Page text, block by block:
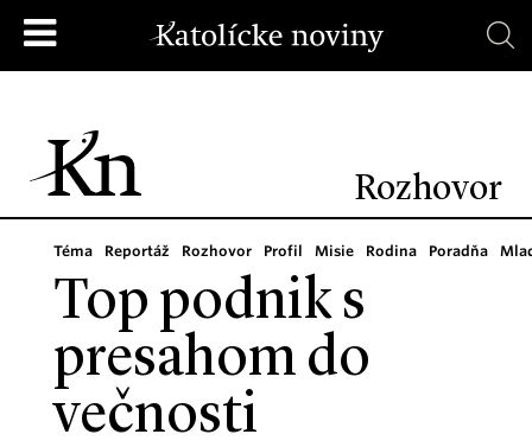
Rozhovor
Téma Reportáž Rozhovor Profil Misie Rodina Poradňa
Top podnik s
presahom do
večnosti